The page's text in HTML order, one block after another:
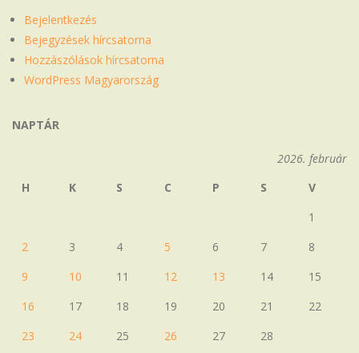
Bejelentkezés
Bejegyzések hírcsatorna
Hozzászólások hírcsatorna
WordPress Magyarország
NAPTÁR
2026. február
H
K S C P S
V
1
2
3 4 5 6 7
8
9
10 11 12 13 14
15
16
17 18 19 20 21
22
23
24 25 26 27 28